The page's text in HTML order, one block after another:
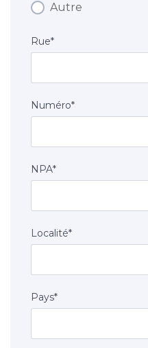
Autre
Rue*
Numéro*
NPA*
Localité*
Pays*